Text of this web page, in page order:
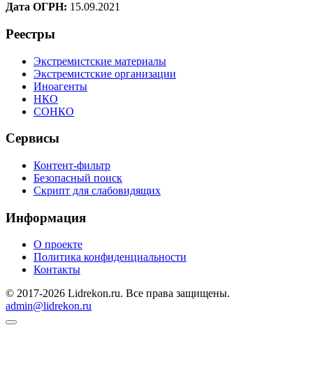
Дата ОГРН: 15.09.2021
Реестры
Экстремистские материалы
Экстремистские организации
Иноагенты
НКО
СОНКО
Сервисы
Контент-фильтр
Безопасный поиск
Скрипт для слабовидящих
Информация
О проекте
Политика конфиденциальности
Контакты
© 2017-2026 Lidrekon.ru. Все права защищены.
admin@lidrekon.ru